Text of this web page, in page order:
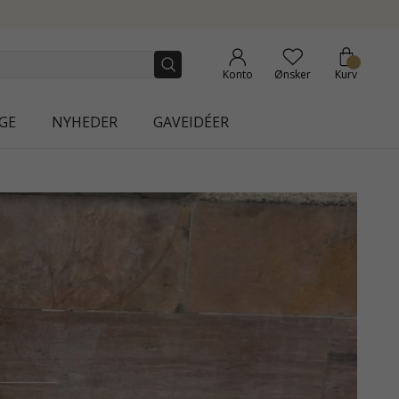
Konto Ønsker Kurv
NYHEDER GAVEIDÉER